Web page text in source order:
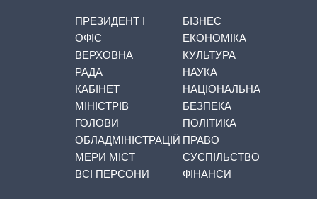
ПРЕЗИДЕНТ І
ОФІС
ВЕРХОВНА
РАДА
КАБІНЕТ
МІНІСТРІВ
ГОЛОВИ
ОБЛАДМІНІСТРАЦІЙ
МЕРИ МІСТ
ВСІ ПЕРСОНИ
БІЗНЕС
ЕКОНОМІКА
КУЛЬТУРА
НАУКА
НАЦІОНАЛЬНА
БЕЗПЕКА
ПОЛІТИКА
ПРАВО
СУСПІЛЬСТВО
ФІНАНСИ